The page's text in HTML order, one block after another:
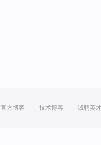
官方博客 技术博客 诚聘英才